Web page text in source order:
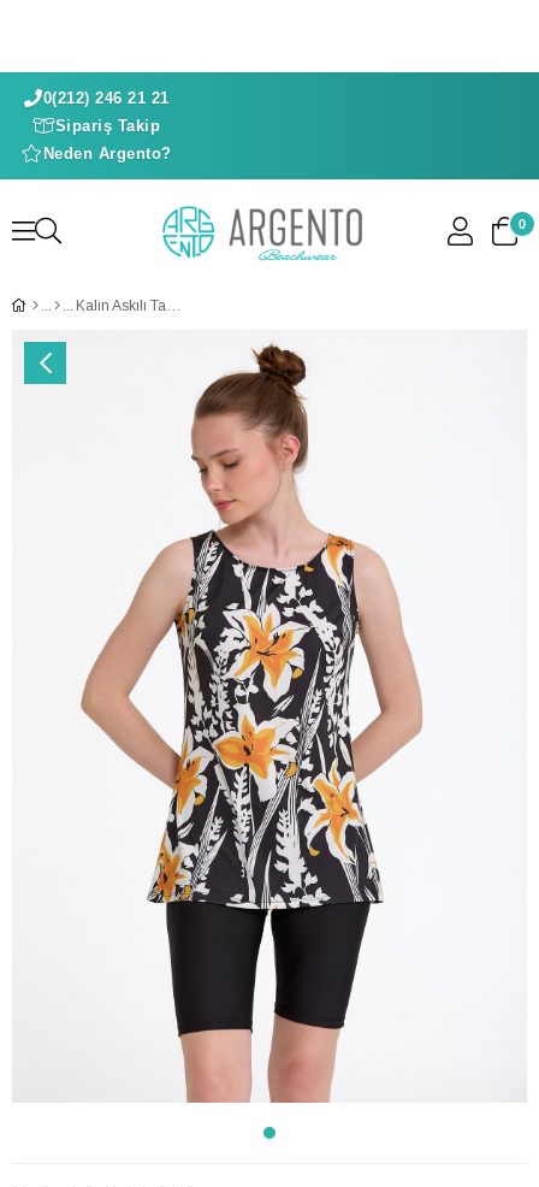
0(212) 246 21 21
Sipariş Takip
Neden Argento?
0
Kalın Askılı Tankini